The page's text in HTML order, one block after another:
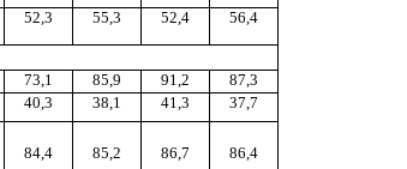
52,3 55,3 52,4 56,4
73,1 85,9 91,2
87,3
40,3 38,1 41,3
37,7
84,4 85,2 86,7 86,4